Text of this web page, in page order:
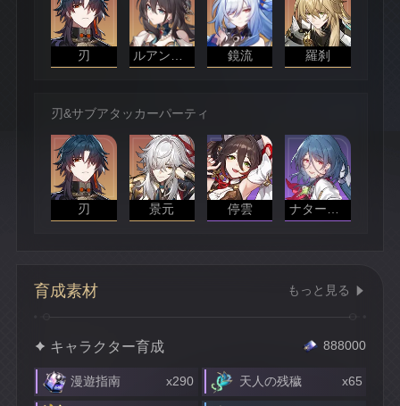
刃 ルアン・メェイ 鏡流 羅刹
刃&サブアタッカーパーティ
刃 景元 停雲 ナターシャ
育成素材 もっと見る
キャラクター育成 888000
漫遊指南 x290 天人の残穢 x65